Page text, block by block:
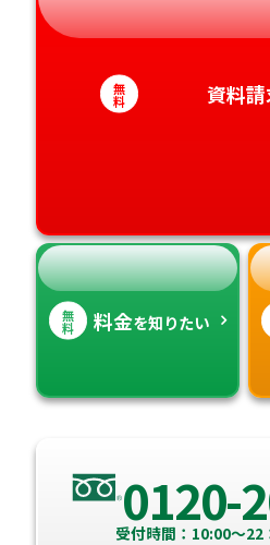
静岡
愛知
和歌山
徳島
香川
高知
大分
宮崎
沖縄
無
料 資料
無
料 料金を知りたい
0120-
受付時間：10:00～22